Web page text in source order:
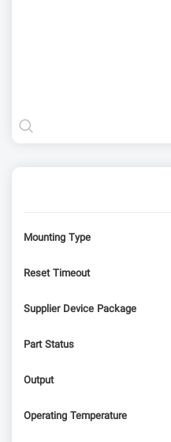
Mounting Type
Reset Timeout
Supplier Device Package
Part Status
Output
Operating Temperature